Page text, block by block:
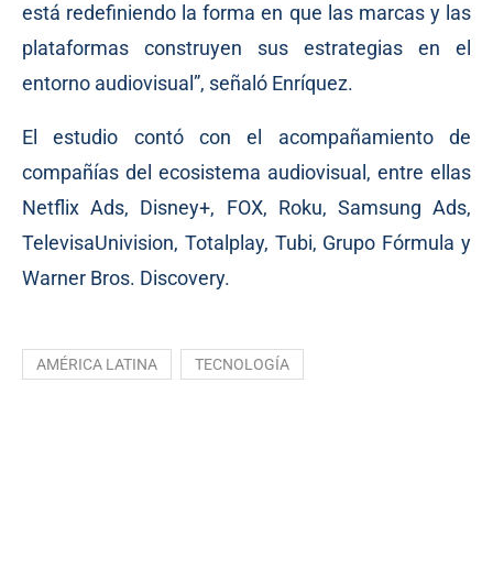
está redefiniendo la forma en que las marcas y las
plataformas construyen sus estrategias en el
entorno audiovisual”, señaló Enríquez.
El estudio contó con el acompañamiento de
compañías del ecosistema audiovisual, entre ellas
Netflix Ads, Disney+, FOX, Roku, Samsung Ads,
TelevisaUnivision, Totalplay, Tubi, Grupo Fórmula y
Warner Bros. Discovery.
AMÉRICA LATINA TECNOLOGÍA